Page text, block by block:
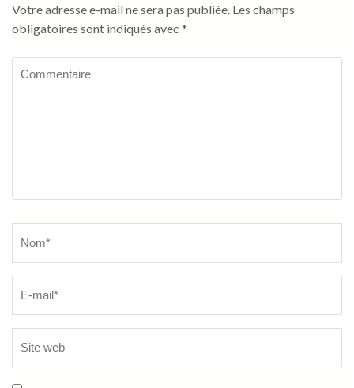
Votre adresse e-mail ne sera pas publiée. Les champs
obligatoires sont indiqués avec *